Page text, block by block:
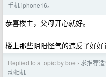
手机 iphone16。
恭喜楼主，父母开心就好。
楼上那些阴阳怪气的违反了好
Replied to a topic by boe › 求推荐
动相机